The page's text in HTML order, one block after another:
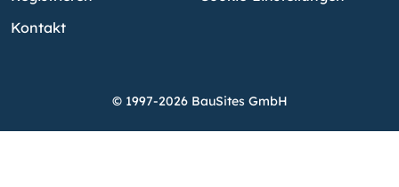
Kontakt
© 1997-2026 BauSites GmbH